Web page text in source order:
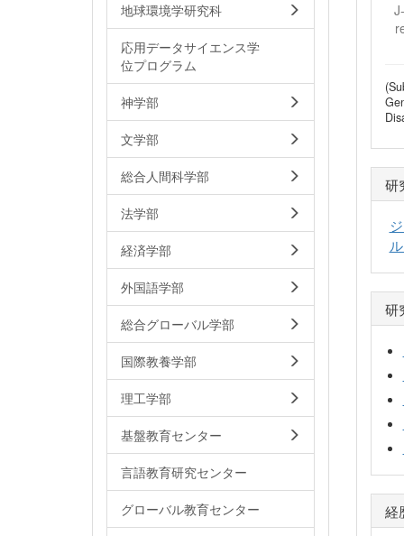
研
研
経
地球環境学研究科
応用データサイエンス学
位プログラム
神学部
文学部
総合人間科学部
法学部
経済学部
外国語学部
総合グローバル学部
国際教養学部
理工学部
基盤教育センター
言語教育研究センター
グローバル教育センター